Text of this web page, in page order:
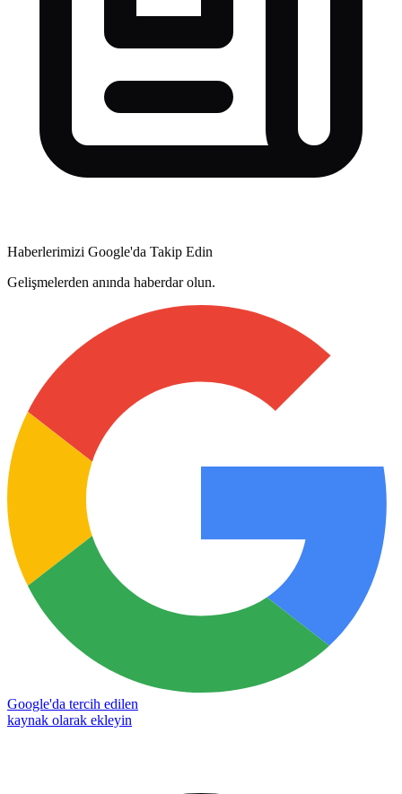
Haberlerimizi Google'da Takip Edin
Gelişmelerden anında haberdar olun.
Google'da tercih edilen
kaynak olarak ekleyin